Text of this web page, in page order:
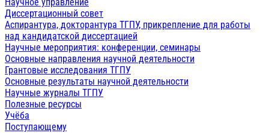
Диссертационный совет
Аспирантура, докторантура ТГПУ, прикрепление для работы
над кандидатской диссертацией
Научные мероприятия: конференции, семинары
Основные направления научной деятельности
Грантовые исследования ТГПУ
Основные результаты научной деятельности
Научные журналы ТГПУ
Полезные ресурсы
Учёба
Поступающему